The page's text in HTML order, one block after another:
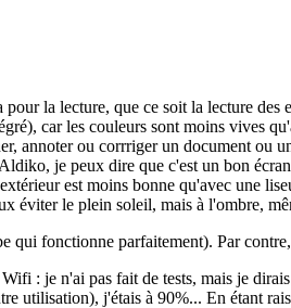
la lecture, que ce soit la lecture
car les couleurs sont moins vives
annoter ou corrriger un document
je peux dire que c'est un bon
est moins bonne qu'avec une
éviter le plein soleil, mais à l'ombre,
fonctionne parfaitement). Par
: je n'ai pas fait de tests, mais je
utilisation), j'étais à 90%... En étant